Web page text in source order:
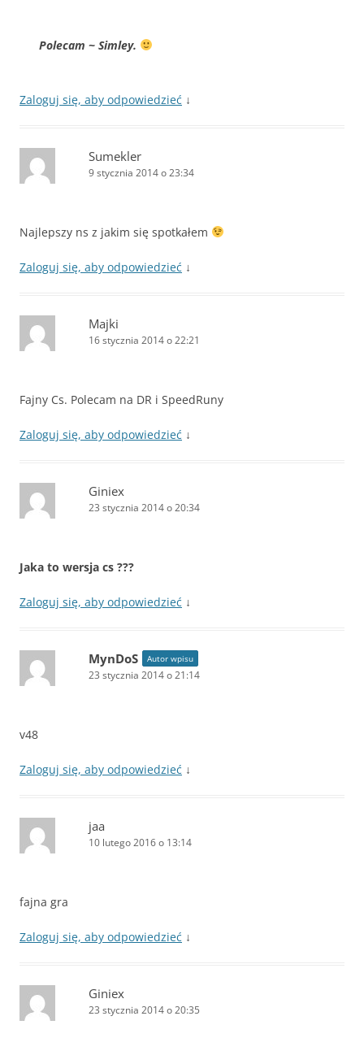
Polecam ~ Simley.
Zaloguj się, aby odpowiedzieć ↓
Sumekler
9 stycznia 2014 o 23:34
Najlepszy ns z jakim się spotkałem
Zaloguj się, aby odpowiedzieć ↓
Majki
16 stycznia 2014 o 22:21
Fajny Cs. Polecam na DR i SpeedRuny
Zaloguj się, aby odpowiedzieć ↓
Giniex
23 stycznia 2014 o 20:34
Jaka to wersja cs ???
Zaloguj się, aby odpowiedzieć ↓
MynDoS Autor wpisu
23 stycznia 2014 o 21:14
v48
Zaloguj się, aby odpowiedzieć ↓
jaa
10 lutego 2016 o 13:14
fajna gra
Zaloguj się, aby odpowiedzieć ↓
Giniex
23 stycznia 2014 o 20:35